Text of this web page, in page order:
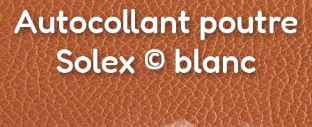
Autocollant poutre
Solex © blanc